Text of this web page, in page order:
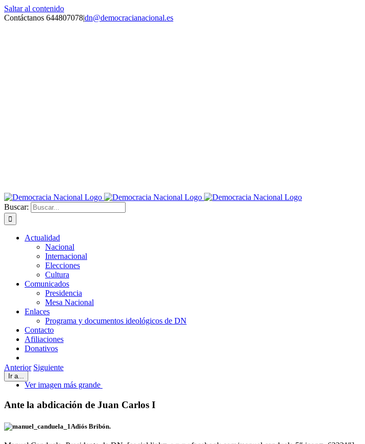
Saltar al contenido
Contáctanos 644807078|dn@democracianacional.es
Buscar:
Actualidad
Nacional
Internacional
Elecciones
Cultura
Comunicados
Presidencia
Mesa Nacional
Enlaces
Programa y documentos ideológicos de DN
Contacto
Afiliaciones
Donativos
Ir a...
Anterior Siguiente
Ver imagen más grande
Ante la abdicación de Juan Carlos I
Adiós Bribón.